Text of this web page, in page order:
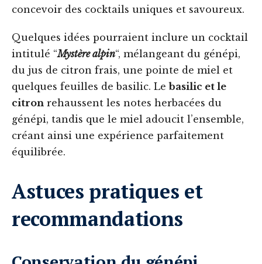
concevoir des cocktails uniques et savoureux.
Quelques idées pourraient inclure un cocktail
intitulé “Mystère alpin“, mélangeant du génépi,
du jus de citron frais, une pointe de miel et
quelques feuilles de basilic. Lebasilic et le
citron rehaussent les notes herbacées du
génépi, tandis que le miel adoucit l’ensemble,
créant ainsi une expérience parfaitement
équilibrée.
Astuces pratiques et
recommandations